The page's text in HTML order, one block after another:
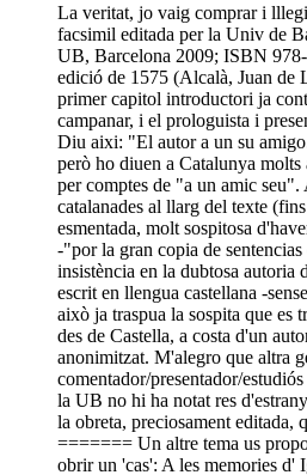
La veritat, jo vaig comprar i
facsimil editada per la Univ de
UB, Barcelona 2009; ISBN
edició de 1575 (Alcalà, Juan de
primer capitol introductori ja
campanar, i el prologuista i
Diu aixi: "El autor a un su
però ho diuen a Catalunya molts
per comptes de "a un amic
catalanades al llarg del texte
esmentada, molt sospitosa
-"por la gran copia de
insistència en la dubtosa autoria
escrit en llengua castellana -
això ja traspua la sospita que es
des de Castella, a costa d'un
anonimitzat. M'alegro que altra
comentador/presentador/
la UB no hi ha notat res
la obreta, preciosament editada,
======= Un altre tema us
obrir un 'cas': A les memories d'